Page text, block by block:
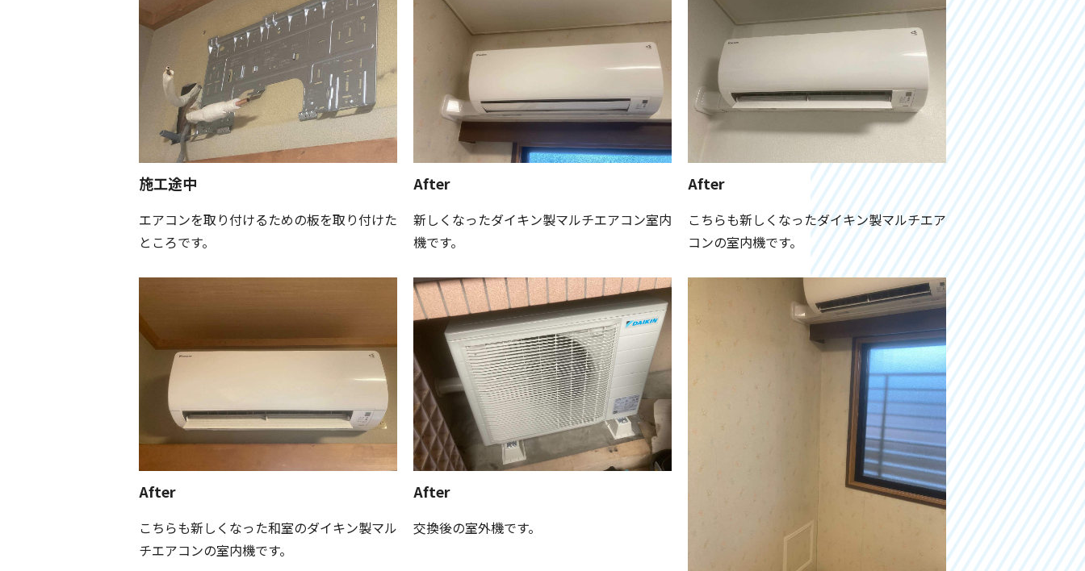
施工途中
エアコンを取り付けるための板を取り付けた
ところです。
After
新しくなったダイキン製マルチエアコン室内
機です。
After
こちらも新しくなったダイキン製マルチエア
コンの室内機です。
After
こちらも新しくなった和室のダイキン製マル
チエアコンの室内機です。
After
交換後の室外機です。